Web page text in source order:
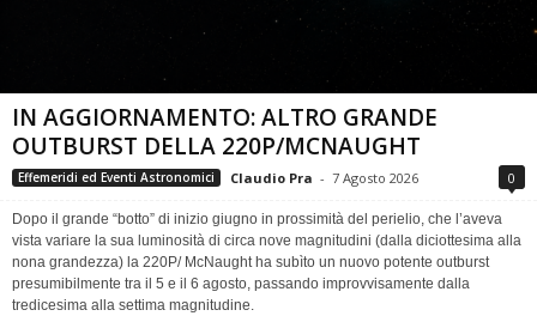
IN AGGIORNAMENTO: ALTRO GRANDE
OUTBURST DELLA 220P/MCNAUGHT
Effemeridi ed Eventi Astronomici Claudio Pra - 7 Agosto 2026 0
Dopo il grande “botto” di inizio giugno in prossimità del perielio, che l’aveva
vista variare la sua luminosità di circa nove magnitudini (dalla diciottesima alla
nona grandezza) la 220P/ McNaught ha subìto un nuovo potente outburst
presumibilmente tra il 5 e il 6 agosto, passando improvvisamente dalla
tredicesima alla settima magnitudine.